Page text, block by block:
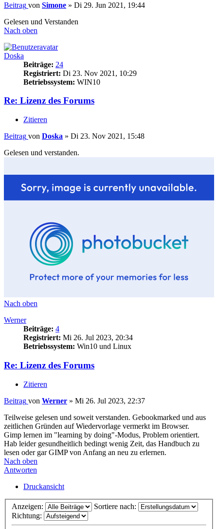
Beitrag von Simone » Di 29. Jun 2021, 19:44
Gelesen und Verstanden
Nach oben
Doska
Beiträge: 24
Registriert: Di 23. Nov 2021, 10:29
Betriebssystem: WIN10
Re: Lizenz des Forums
Zitieren
Beitrag von Doska » Di 23. Nov 2021, 15:48
Gelesen und verstanden.
Nach oben
Werner
Beiträge: 4
Registriert: Mi 26. Jul 2023, 20:34
Betriebssystem: Win10 und Linux
Re: Lizenz des Forums
Zitieren
Beitrag von Werner » Mi 26. Jul 2023, 22:37
Teilweise gelesen und soweit verstanden. Gebookmarked und aus
zeitlichen Gründen auf Wiedervorlage vermerkt im Browser.
Gimp lernen im "learning by doing"-Modus, Problem orientiert.
Hab leider gesundheitlich bedingt wenig Zeit, das Handbuch zu
lesen oder gar GIMP von Anfang an neu zu erlernen.
Nach oben
Antworten
Druckansicht
Anzeigen:
Sortiere nach:
Richtung: